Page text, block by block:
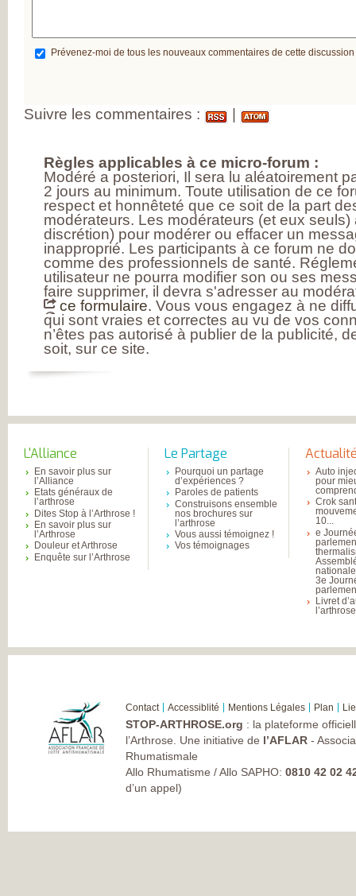
L’ARTICULATION
DE NOMBREUX
PERTURBÉ
DES BESOINS
LARGEMENT
INSATISFAITS
PARTICIPEZ AUX
FUTURES
Prévenez-moi de tous les nouveaux commentaires de cette
Suivre les commentaires :
Règles applicables à ce micro-forum :
Modéré a posteriori, Il sera lu aléatoirement
2 jours au minimum. Toute utilisation de ce
respect et honnêteté que ce soit de la part
modérateurs. Les modérateurs (et eux
discrétion) pour modérer ou effacer un
inapproprié. Les participants à ce forum ne
comme des professionnels de santé.
utilisateur ne pourra modifier son ou ses
faire supprimer, il devra s'adresser au
ce formulaire. Vous vous engagez à ne
qui sont vraies et correctes au vu de vos
n’êtes pas autorisé à publier de la publicité,
soit, sur ce site.
L'Alliance
En savoir plus sur
l’Alliance
Etats généraux de
l’arthrose
Dites Stop à l’Arthrose !
En savoir plus sur
l’Arthrose
Douleur et Arthrose
Enquête sur l’Arthrose
Le Partage
Pourquoi un partage
d’expériences ?
Paroles de patients
Construisons ensemble
nos brochures sur
l’arthrose
Vous aussi témoignez !
Vos témoignages
Auto
pour
Crok
10...
e
3e
Livret
l’arthrose
Contact Accessiblité Mentions Légales Plan
STOP-ARTHROSE.org : la plateforme
l’Arthrose. Une initiative de l’AFLAR -
Rhumatismale
Allo Rhumatisme / Allo SAPHO: 0810 42 02
d’un appel)